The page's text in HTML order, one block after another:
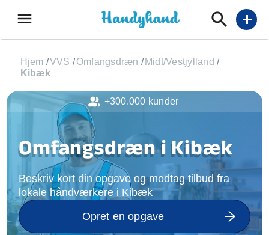
menu add
Hjem /VVS /Omfangsdræn / Midt/Vestjylland /
Kibæk
Omfangsdræn i Kibæk
Beskriv kort din opgave og modtag tilbud fra
lokale håndværkere i Kibæk
Opret en opgave
+300.000 kunder